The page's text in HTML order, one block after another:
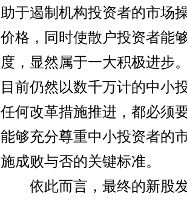
助于遏制机构投资者的市场
价格，同时使散户投资者能
度，显然属于一大积极进步
目前仍然以数千万计的中小
任何改革措施推进，都必须
能够充分尊重中小投资者的
施成败与否的关键标准。
依此而言，最终的新股发